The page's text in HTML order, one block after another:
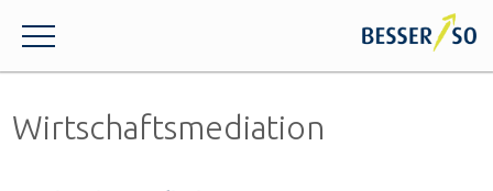
Wirtschaftsmediation